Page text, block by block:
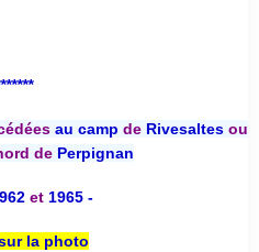
au camp deRivesaltesou
de Perpignan
et 1965 -
la photo